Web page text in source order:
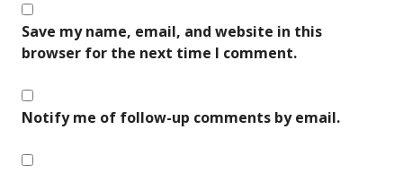
Save my name, email, and website in this
browser for the next time I comment.
Notify me of follow-up comments by email.